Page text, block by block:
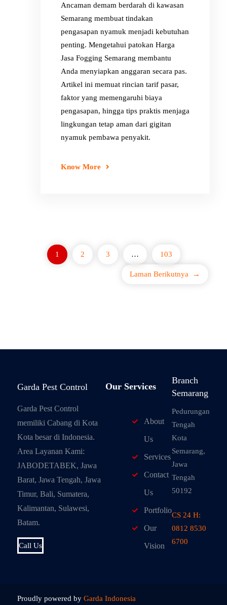
Ancaman demam berdarah di kawasan
Semarang membuat tindakan
pengasapan nyamuk menjadi kebutuhan
penting. Mengetahui patokan Harga
Jasa Fogging Semarang membantu
Anda menyiapkan anggaran secara pas.
Artikel ini memuat rincian tarif pasar,
faktor yang memengaruhi biaya
pengasapan, hingga tips praktis menjaga
lingkungan tetap aman dari gigitan
nyamuk pembawa penyakit.
Know More
1 2 3 … 103
Laman Berikutnya →
Garda Pest Control
Garda Pest Control
memiliki Cabang di Kota
Kota besar di Indonesia.
Area Layanan Kami:
JABODETABEK, Jawa
Barat, Jawa Tengah, Jawa
Timur, Bali, Sumatera,
Kalimantan, Sulawesi,
Batam.
Call Us
Our Services
About
Us
Services
Contact
Us
Portfolio
Our
Vision
Branch
Semarang
Pedurungan
Tengah
Kota
Semarang,
Jawa
Tengah
50192
CS 24 H:
0812 8530
6700
Proudly powered byGarda Indonesia